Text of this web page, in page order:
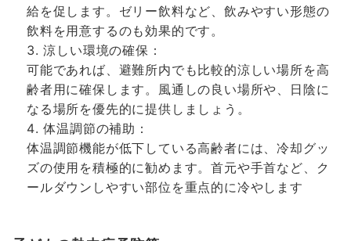
給を促します。ゼリー飲料など、飲みやすい形態の
飲料を用意するのも効果的です。
涼しい環境の確保：
可能であれば、避難所内でも比較的涼しい場所を高
齢者用に確保します。風通しの良い場所や、日陰に
なる場所を優先的に提供しましょう。
体温調節の補助：
体温調節機能が低下している高齢者には、冷却グッ
ズの使用を積極的に勧めます。首元や手首など、ク
ールダウンしやすい部位を重点的に冷やします